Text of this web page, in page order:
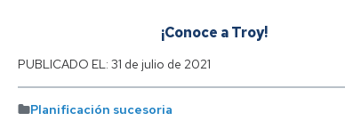
¡Conoce a Troy!
PUBLICADO EL: 31 de julio de 2021
Planificación sucesoria